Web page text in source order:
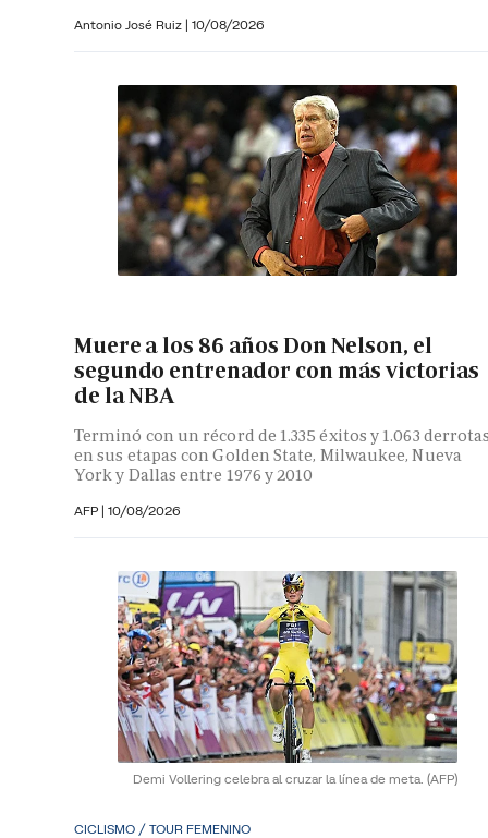
Antonio José Ruiz | 10/08/2026
Muere a los 86 años Don Nelson, el
segundo entrenador con más victorias
de la NBA
Terminó con un récord de 1.335 éxitos y 1.063
en sus etapas con Golden State, Milwaukee, Nueva
York y Dallas entre 1976 y 2010
AFP | 10/08/2026
Demi Vollering celebra al cruzar la línea de meta. (AFP)
CICLISMO / TOUR FEMENINO